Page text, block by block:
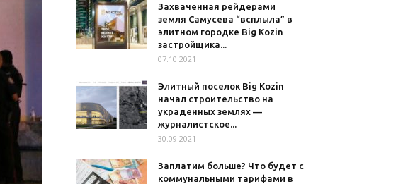
Захваченная рейдерами
земля Самусева “всплыла” в
элитном городке Big Kozin
застройщика...
07.10.2021
Элитный поселок Big Kozin
начал строительство на
украденных землях —
журналистское...
30.09.2021
Заплатим больше? Что будет с
коммунальными тарифами в